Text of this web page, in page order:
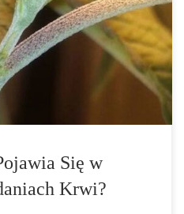
zazwyczaj poszukują
mało prawdopodobne, aby
lekarza sprawdzało zażywanie
objawy są podobne do tych
Się w
Krwi?